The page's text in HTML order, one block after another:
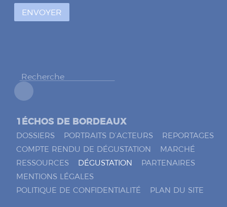
à
ENVOYER
1ÉCHOS DE BORDEAUX
DOSSIERS PORTRAITS D’ACTEURS
REPORTAGES
COMPTE RENDU DE DÉGUSTATION
MARCHÉ
RESSOURCES
DÉGUSTATION
PARTENAIRES
MENTIONS LÉGALES
POLITIQUE DE CONFIDENTIALITÉ
PLAN DU SITE